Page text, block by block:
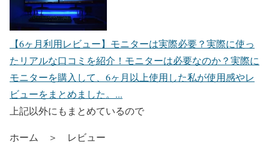
【6ヶ月利用レビュー】モニターは実際必要？実際に使っ
たリアルな口コミを紹介！ モニターは必要なのか？実際に
モニターを購入して、6ヶ月以上使用した私が使用感やレ
ビューをまとめました。...
上記以外にもまとめているので
ホーム ＞ レビュー